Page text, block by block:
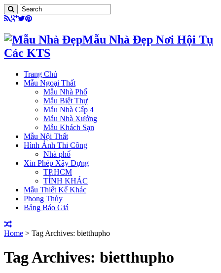
Mẫu Nhà Đẹp Nơi Hội Tụ
Các KTS
Trang Chủ
Mẫu Ngoại Thất
Mẫu Nhà Phố
Mẫu Biệt Thự
Mẫu Nhà Cấp 4
Mẫu Nhà Xưởng
Mẫu Khách Sạn
Mẫu Nội Thất
Hình Ảnh Thi Công
Nhà phố
Xin Phép Xây Dựng
TP.HCM
TỈNH KHÁC
Mẫu Thiết Kế Khác
Phong Thủy
Bảng Báo Giá
Home > Tag Archives: bietthupho
Tag Archives: bietthupho